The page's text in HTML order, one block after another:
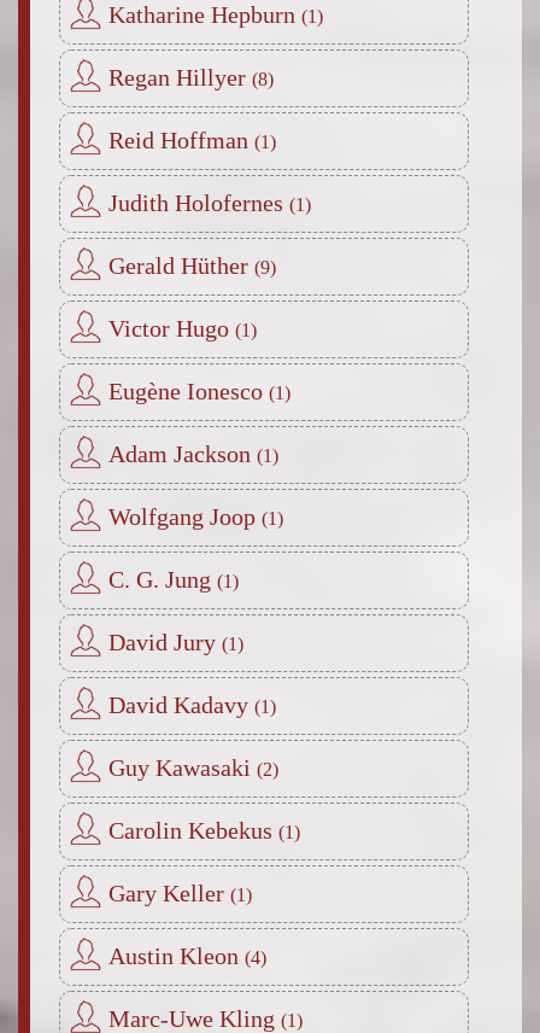
Katharine Hepburn
Regan Hillyer
Reid Hoffman
Judith Holofernes
Gerald Hüther
Victor Hugo
Eugène Ionesco
Adam Jackson
Wolfgang Joop
C. G. Jung
David Jury
David Kadavy
Guy Kawasaki
Carolin Kebekus
Gary Keller
Austin Kleon
Marc-Uwe Kling